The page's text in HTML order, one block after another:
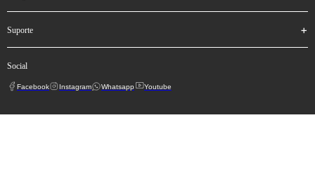
suporte
social
Facebook Instagram Whatsapp Youtube